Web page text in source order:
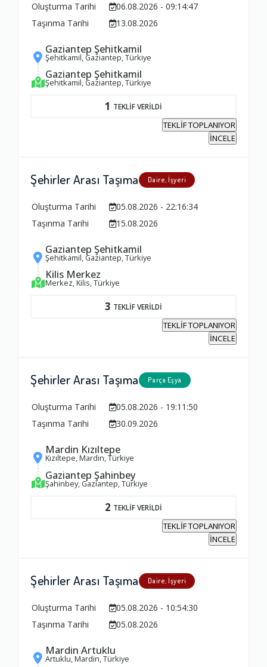
Oluşturma Tarihi
06.08.2026 - 09:14:47
Taşınma Tarihi
13.08.2026
Gaziantep Şehitkamil
Şehitkamil, Gaziantep, Türkiye
Gaziantep Şehitkamil
Şehitkamil, Gaziantep, Türkiye
1 TEKLİF VERİLDİ
TEKLİF TOPLANIYOR
İNCELE
Şehirler Arası Taşıma Daire, İşyeri
Oluşturma Tarihi
05.08.2026 - 22:16:34
Taşınma Tarihi
15.08.2026
Gaziantep Şehitkamil
Şehitkamil, Gaziantep, Türkiye
Kilis Merkez
Merkez, Kilis, Türkiye
3 TEKLİF VERİLDİ
TEKLİF TOPLANIYOR
İNCELE
Şehirler Arası Taşıma Parça Eşya
Oluşturma Tarihi
05.08.2026 - 19:11:50
Taşınma Tarihi
30.09.2026
Mardin Kızıltepe
Kızıltepe, Mardin, Türkiye
Gaziantep Şahinbey
Şahinbey, Gaziantep, Türkiye
2 TEKLİF VERİLDİ
TEKLİF TOPLANIYOR
İNCELE
Şehirler Arası Taşıma Daire, İşyeri
Oluşturma Tarihi
05.08.2026 - 10:54:30
Taşınma Tarihi
05.08.2026
Mardin Artuklu
Artuklu, Mardin, Türkiye
Ambalajlama Hizmeti